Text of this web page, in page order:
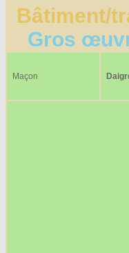
Bâtiment/
Gros
Maçon